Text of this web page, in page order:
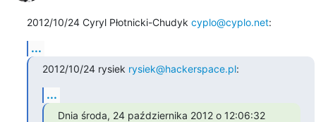
2012/10/24 Cyryl Płotnicki-Chudyk cyplo@cyplo.net:
...
2012/10/24 rysiek rysiek@hackerspace.pl:
...
Dnia środa, 24 października 2012 o 12:06:32